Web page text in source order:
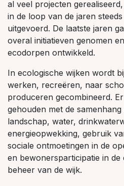
al veel projecten
in de loop van de jaren
uitgevoerd. De laatste jaren
overal initiatieven genomen
ecodorpen ontwikkeld.
In ecologische wijken wordt
werken, recreëren, naar
produceren gecombineerd.
gehouden met de
landschap, water,
energieopwekking, gebruik
sociale ontmoetingen in de
en bewonersparticipatie in
beheer van de wijk.